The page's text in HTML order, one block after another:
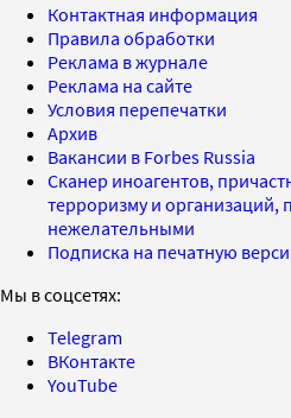
Контактная информация
Правила обработки
Реклама в журнале
Реклама на сайте
Условия перепечатки
Архив
Вакансии в Forbes Russia
Сканер иноагентов,
терроризму и организаций,
нежелательными
Подписка на печатную
Мы в соцсетях:
Telegram
ВКонтакте
YouTube